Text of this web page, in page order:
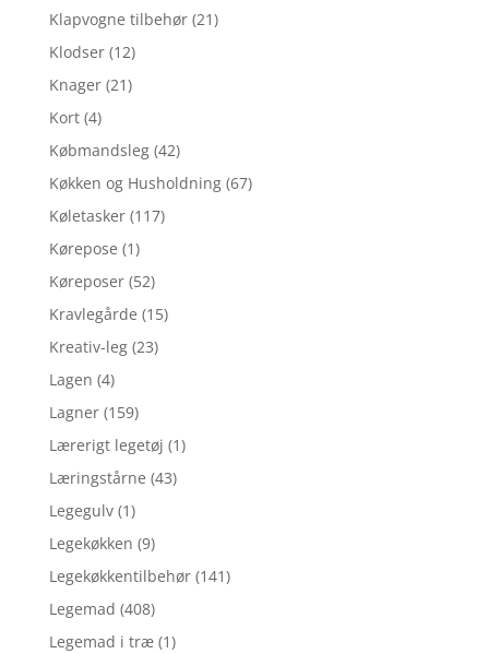
Klapvogne tilbehør (21)
Klodser (12)
Knager (21)
Kort (4)
Købmandsleg (42)
Køkken og Husholdning (67)
Køletasker (117)
Kørepose (1)
Køreposer (52)
Kravlegårde (15)
Kreativ-leg (23)
Lagen (4)
Lagner (159)
Lærerigt legetøj (1)
Læringstårne (43)
Legegulv (1)
Legekøkken (9)
Legekøkkentilbehør (141)
Legemad (408)
Legemad i træ (1)